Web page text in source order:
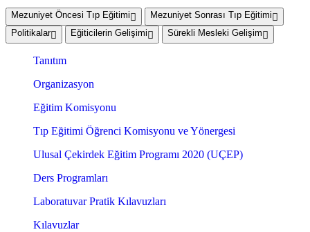
Mezuniyet Öncesi Tıp Eğitimi
Mezuniyet Sonrası Tıp Eğitimi
Politikalar
Eğiticilerin Gelişimi Sürekli Mesleki Gelişim
Tanıtım
Organizasyon
Eğitim Komisyonu
Tıp Eğitimi Öğrenci Komisyonu ve Yönergesi
Ulusal Çekirdek Eğitim Programı 2020 (UÇEP)
Ders Programları
Laboratuvar Pratik Kılavuzları
Kılavuzlar